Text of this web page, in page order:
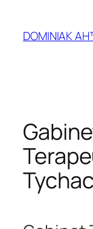
treściDOMINIAK